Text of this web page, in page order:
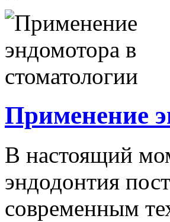
Применение
В настоящий
эндодонтия
современным